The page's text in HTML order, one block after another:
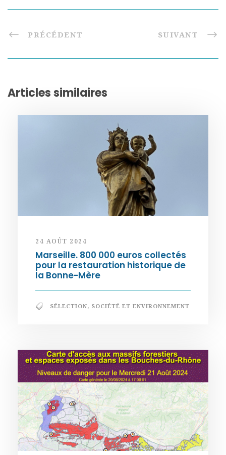
PRÉCÉDENT SUIVANT
Articles similaires
24 AOÛT 2024
Marseille. 800 000 euros collectés
pour la restauration historique de
la Bonne-Mère
SÉLECTION, SOCIÉTÉ ET ENVIRONNEMENT